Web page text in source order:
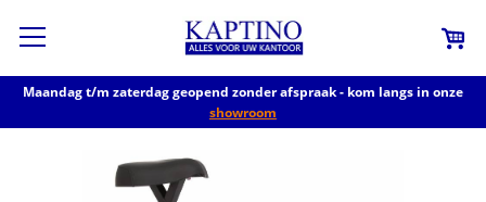
Maandag t/m zaterdag geopend zonder afspraak - kom langs in onze
showroom